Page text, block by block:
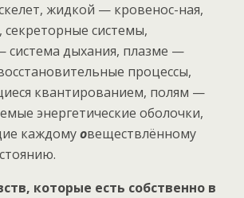
жидкой — кровенос-ная,
секреторные системы,
система дыхания, плазме —
процессы,
квантированием, полям —
энергетические оболочки,
каждомуовеществлённому
которые есть собственно в